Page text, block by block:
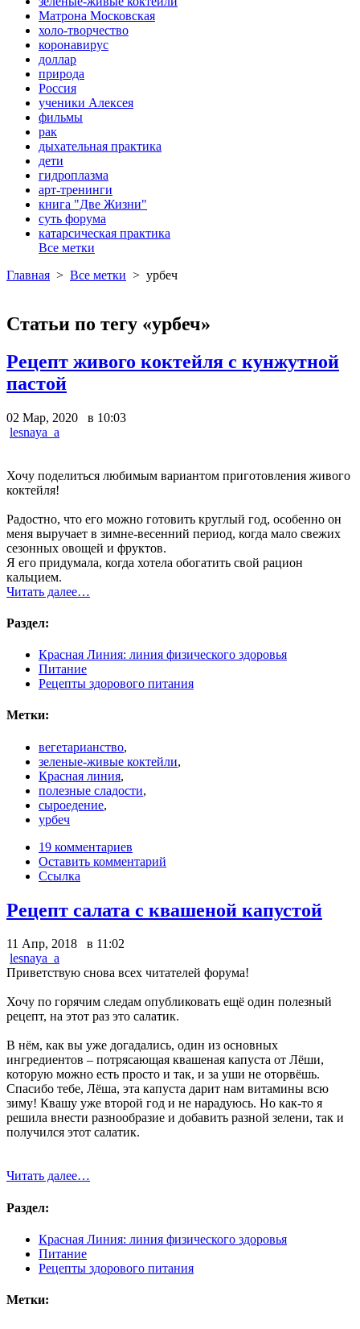
Матрона Московская
холо-творчество
коронавирус
доллар
природа
Россия
ученики Алексея
фильмы
рак
дыхательная практика
дети
гидроплазма
арт-тренинги
книга "Две Жизни"
суть форума
катарсическая практика
Все метки
Главная > Все метки > урбеч
Статьи по тегу «урбеч»
Рецепт живого коктейля с кунжутной
пастой
02 Мар, 2020 в 10:03
lesnaya_a
Хочу поделиться любимым вариантом приготовления живого
коктейля!
Радостно, что его можно готовить круглый год, особенно он
меня выручает в зимне-весенний период, когда мало свежих
сезонных овощей и фруктов.
Я его придумала, когда хотела обогатить свой рацион
кальцием.
Читать далее…
Раздел:
Красная Линия: линия физического здоровья
Питание
Рецепты здорового питания
Метки:
вегетарианство,
зеленые-живые коктейли,
Красная линия,
полезные сладости,
сыроедение,
урбеч
19 комментариев
Оставить комментарий
Ссылка
Рецепт салата с квашеной капустой
11 Апр, 2018 в 11:02
lesnaya_a
Приветствую снова всех читателей форума!
Хочу по горячим следам опубликовать ещё один полезный
рецепт, на этот раз это салатик.
В нём, как вы уже догадались, один из основных
ингредиентов – потрясающая квашеная капуста от Лёши,
которую можно есть просто и так, и за уши не оторвёшь.
Спасибо тебе, Лёша, эта капуста дарит нам витамины всю
зиму! Квашу уже второй год и не нарадуюсь. Но как-то я
решила внести разнообразие и добавить разной зелени, так и
получился этот салатик.
Читать далее…
Раздел:
Красная Линия: линия физического здоровья
Питание
Рецепты здорового питания
Метки: